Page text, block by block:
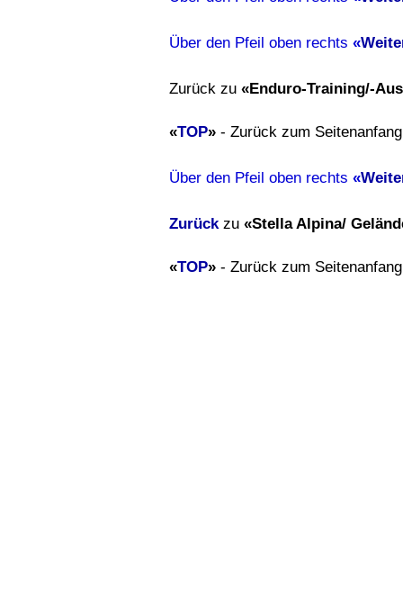
Über den Pfeil oben rechts «
Zurück zu «Enduro-Training/-
«TOP» - Zurück zum Seitenanfang
Über den Pfeil oben rechts «
Zurück zu «Stella Alpina/
«TOP» - Zurück zum Seitenanfang